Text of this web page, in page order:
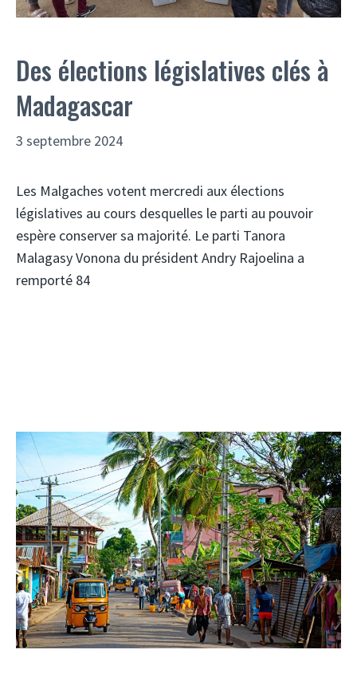
Des élections législatives clés à
Madagascar
3 septembre 2024
Les Malgaches votent mercredi aux élections
législatives au cours desquelles le parti au pouvoir
espère conserver sa majorité. Le parti Tanora
Malagasy Vonona du président Andry Rajoelina a
remporté 84